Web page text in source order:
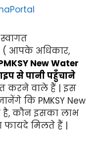
( आपके अधिकार,
New Water
से पानी पहुँचाने
करने वाले हैं | इस
कि PMKSY New
है, कौन इसका लाभ
मिलते हैं |